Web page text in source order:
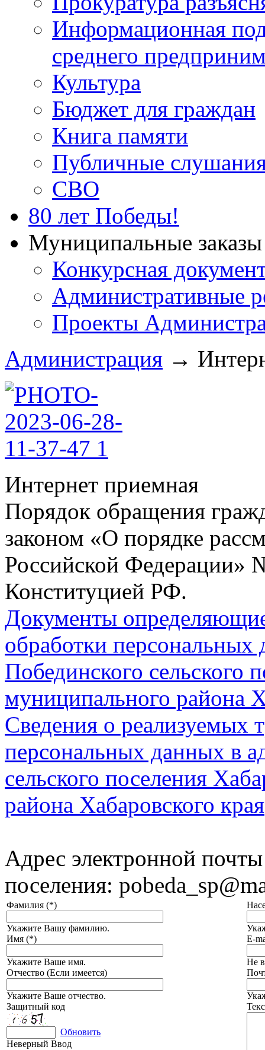
Информационная
среднего
Культура
Бюджет для граждан
Книга памяти
Публичные
СВО
80 лет Победы!
Муниципальные
Конкурсная
Административные
Проекты
Администрация →
Интернет приемная
Порядок обращения
законом «О порядке
Российской Федерации»
Конституцией РФ.
Документы
обработки
Побединского сельского
муниципального района
Сведения о реализуемых
персональных данных в
сельского поселения
района Хабаровского края
Адрес электронной
поселения:
Фамилия (*)
Укажите Вашу фамилию.
Имя (*)
Укажите Ваше имя.
Отчество (Если имеется)
Укажите Ваше отчество.
Защитный код
Обновить
Неверный Ввод
E-
Не